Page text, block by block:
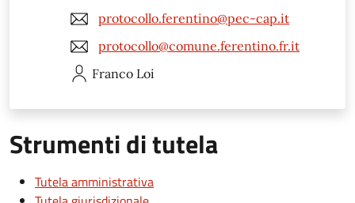
protocollo.ferentino@pec-cap.it
protocollo@comune.ferentino.fr.it
Franco Loi
Strumenti di tutela
Tutela amministrativa